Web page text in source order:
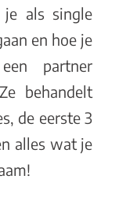
je als single
en hoe je
partner
behandelt
de eerste 3
alles wat je